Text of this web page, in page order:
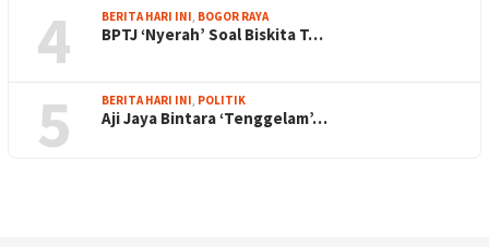
4 BERITA HARI INI BOGOR RAYA
BPTJ ‘Nyerah’ Soal Biskita T…
5 BERITA HARI INI POLITIK
Aji Jaya Bintara ‘Tenggelam’…